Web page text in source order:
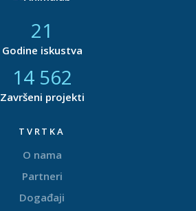
21
Godine iskustva
14 877
Završeni projekti
TVRTKA
O nama
Partneri
Događaji